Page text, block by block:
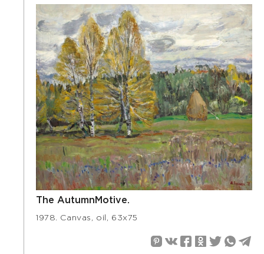
The AutumnMotive.
1978. Canvas, oil, 63х75